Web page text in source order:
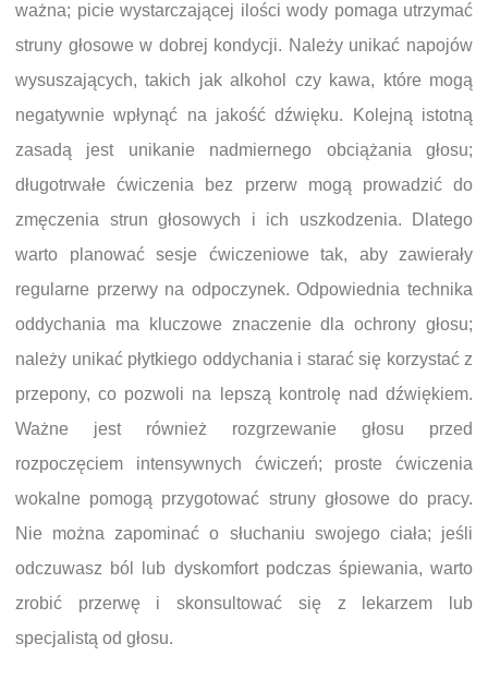
ważna; picie wystarczającej ilości wody pomaga utrzymać
struny głosowe w dobrej kondycji. Należy unikać napojów
wysuszających, takich jak alkohol czy kawa, które mogą
negatywnie wpłynąć na jakość dźwięku. Kolejną istotną
zasadą jest unikanie nadmiernego obciążania głosu;
długotrwałe ćwiczenia bez przerw mogą prowadzić do
zmęczenia strun głosowych i ich uszkodzenia. Dlatego
warto planować sesje ćwiczeniowe tak, aby zawierały
regularne przerwy na odpoczynek. Odpowiednia technika
oddychania ma kluczowe znaczenie dla ochrony głosu;
należy unikać płytkiego oddychania i starać się korzystać z
przepony, co pozwoli na lepszą kontrolę nad dźwiękiem.
Ważne jest również rozgrzewanie głosu przed
rozpoczęciem intensywnych ćwiczeń; proste ćwiczenia
wokalne pomogą przygotować struny głosowe do pracy.
Nie można zapominać o słuchaniu swojego ciała; jeśli
odczuwasz ból lub dyskomfort podczas śpiewania, warto
zrobić przerwę i skonsultować się z lekarzem lub
specjalistą od głosu.